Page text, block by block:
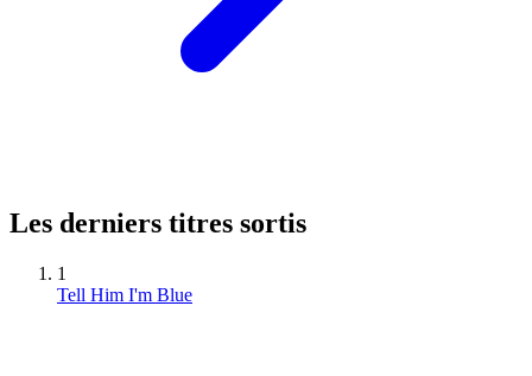
Les derniers titres sortis
1
Tell Him I'm Blue